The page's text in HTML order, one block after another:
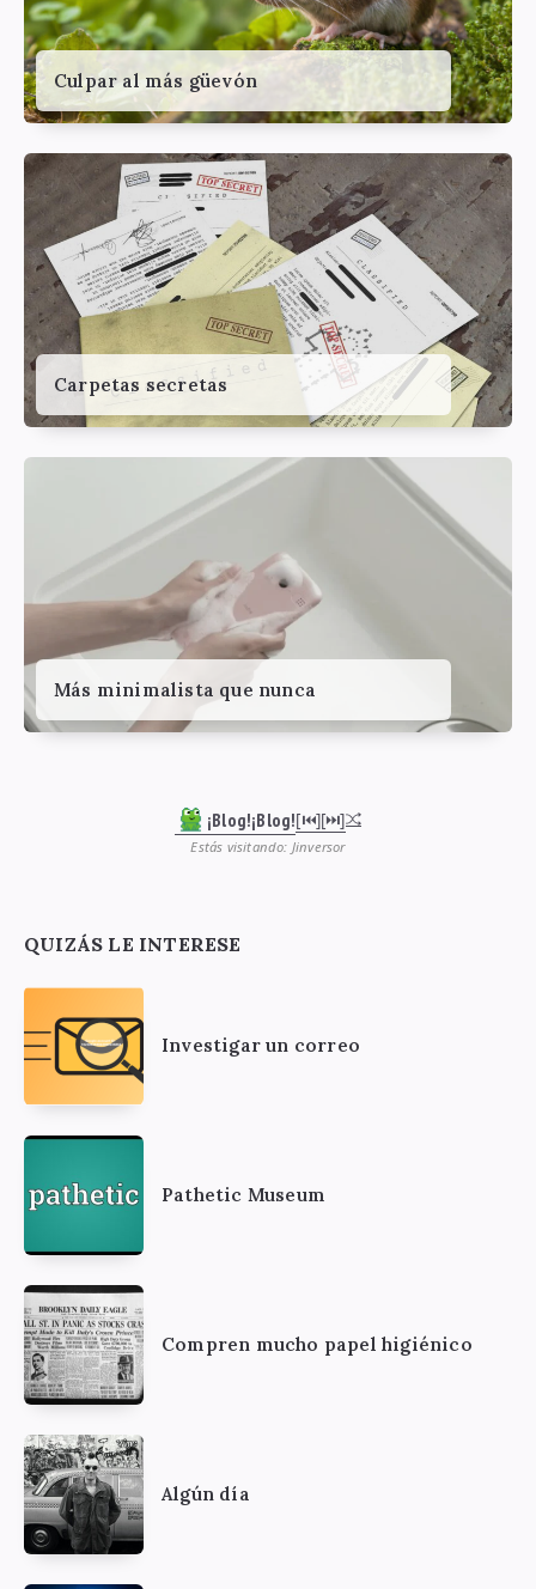
Culpar al más güevón
Carpetas secretas
Más minimalista que nunca
¡Blog!¡Blog![⏮︎][⏭︎]
Estás visitando: Jinversor
QUIZÁS LE INTERESE
Investigar un correo
Pathetic Museum
Compren mucho papel higiénico
Algún día